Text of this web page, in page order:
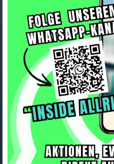
Trek
Softshell S